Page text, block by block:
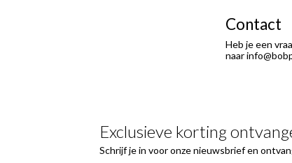
logisch) de betaling terugContact
Heb je een
naar
Exclusieve korting
Schrijf je in voor onze nieuwsbrief en